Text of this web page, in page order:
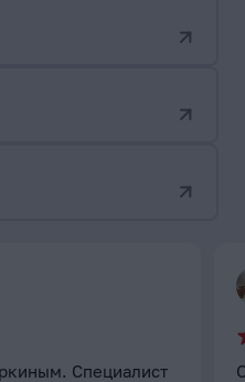
Специалист